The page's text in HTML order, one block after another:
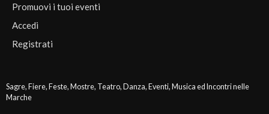
Promuovi i tuoi eventi
Accedi
Registrati
Sagre, Fiere, Feste, Mostre, Teatro, Danza, Eventi, Musica ed Incontri nelle
Marche